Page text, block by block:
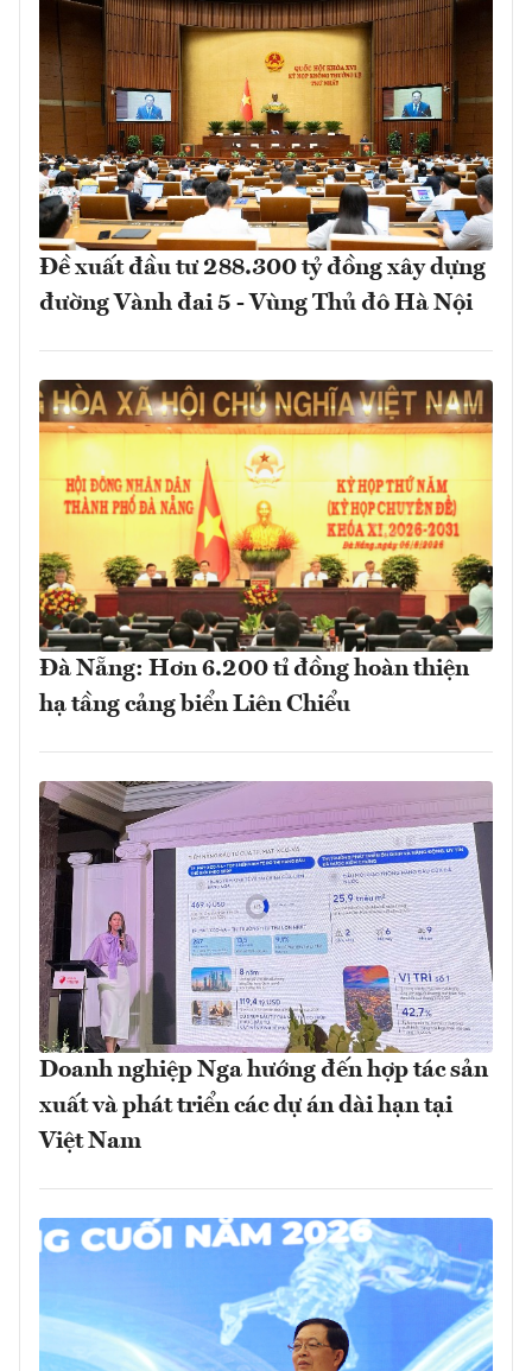
Đề xuất đầu tư 288.300 tỷ đồng xây dựng
đường Vành đai 5 - Vùng Thủ đô Hà Nội
Đà Nẵng: Hơn 6.200 tỉ đồng hoàn thiện
hạ tầng cảng biển Liên Chiểu
Doanh nghiệp Nga hướng đến hợp tác sản
xuất và phát triển các dự án dài hạn tại
Việt Nam